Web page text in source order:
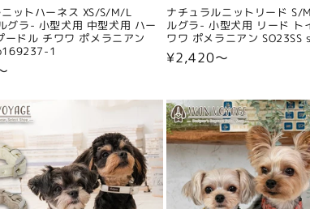
ットハーネス XS/S/M/L
グラ- 小型犬用 中型犬用 ハー
ードル チワワ ポメラニアン
1
ナチュラルニットリード
ルグラ- 小型犬用 リード ト
ワワ ポメラニアン
通
格
¥2,420〜